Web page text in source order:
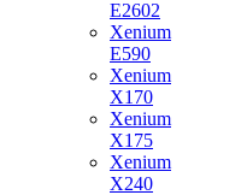
E2602
Xenium
E590
Xenium
X170
Xenium
X175
Xenium
X240